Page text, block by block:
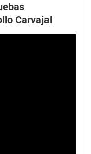
Carvajal